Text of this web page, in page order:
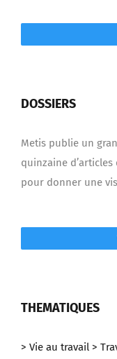
DOSSIERS
Metis publie un
quinzaine d’articles
pour donner une
THEMATIQUES
> Vie au travail >